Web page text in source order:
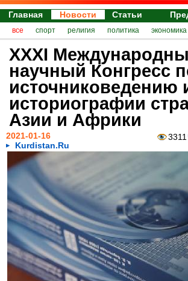
Главная Новости Статьи
все спорт религия политика экономика
XXXI
научный Конгресс
источниковедению
историографии
Азии и Африки
3311
2021-01-16
Kurdistan.Ru